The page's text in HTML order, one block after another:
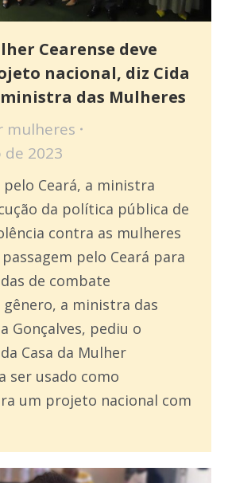
Cearense deve
nacional, diz Cida
das Mulheres
mulheres
2023
pelo Ceará, a ministra
da política pública de
contra as mulheres
pelo Ceará para
de combate
gênero, a ministra das
Gonçalves, pediu o
Casa da Mulher
ser usado como
um projeto nacional com